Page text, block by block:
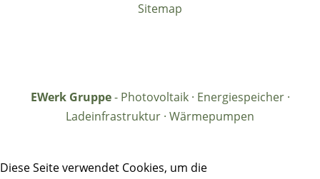
Sitemap
EWerk Gruppe- Photovoltaik · Energiespeicher ·
Ladeinfrastruktur · Wärmepumpen
Diese Seite verwendet Cookies, um die